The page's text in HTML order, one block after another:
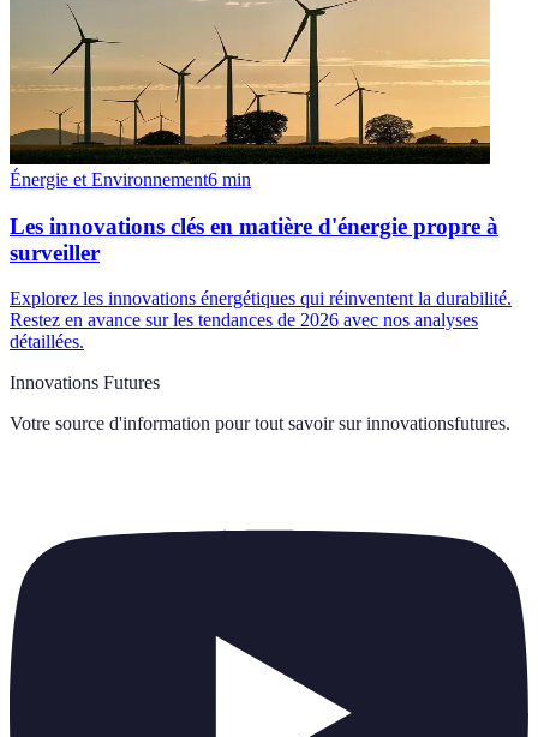
Énergie et Environnement6 min
Les innovations clés en matière d'énergie propre à
surveiller
Explorez les innovations énergétiques qui réinventent la durabilité.
Restez en avance sur les tendances de 2026 avec nos analyses
détaillées.
Innovations Futures
Votre source d'information pour tout savoir sur innovationsfutures.